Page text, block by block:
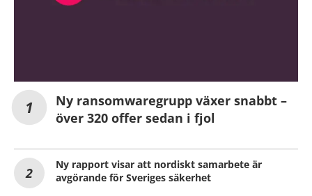
Ny ransomwaregrupp växer snabbt –
över 320 offer sedan i fjol
Ny rapport visar att nordiskt samarbete är
avgörande för Sveriges säkerhet